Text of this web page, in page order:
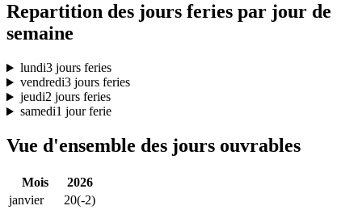
Repartition des jours feries par jour de
semaine
lundi3 jours feries
vendredi3 jours feries
jeudi2 jours feries
samedi1 jour ferie
Vue d'ensemble des jours ouvrables
Mois
2026
janvier
20(-2)